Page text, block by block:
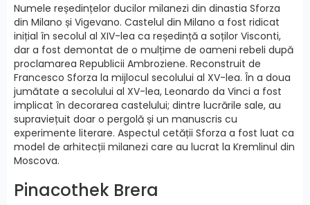
Numele reședințelor ducilor milanezi din dinastia Sforza
din Milano și Vigevano. Castelul din Milano a fost ridicat
inițial în secolul al XIV-lea ca reședință a soților Visconti,
dar a fost demontat de o mulțime de oameni rebeli după
proclamarea Republicii Ambroziene. Reconstruit de
Francesco Sforza la mijlocul secolului al XV-lea. În a doua
jumătate a secolului al XV-lea, Leonardo da Vinci a fost
implicat în decorarea castelului; dintre lucrările sale, au
supraviețuit doar o pergolă și un manuscris cu
experimente literare. Aspectul cetății Sforza a fost luat ca
model de arhitecții milanezi care au lucrat la Kremlinul din
Moscova.
Pinacothek Brera